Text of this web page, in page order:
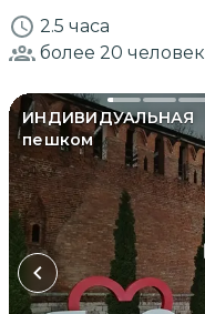
2.5 часа
более 20 человек
ИНДИВИДУАЛЬНАЯ
пешком